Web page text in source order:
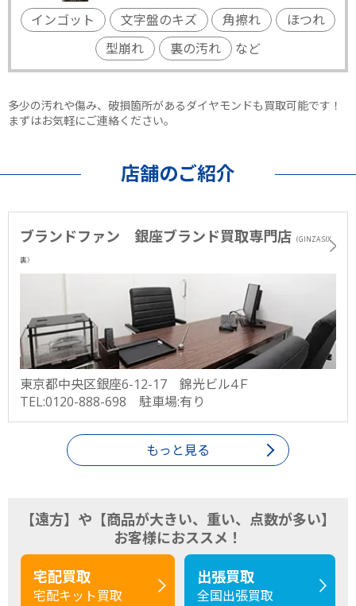
インゴット 文字盤のキズ 角擦れ
ほつれ
型崩れ
裏の汚れ など
多少の汚れや傷み、破損箇所があるダイヤモンドも買取可能です！
まずはお気軽にご連絡ください。
店舗のご紹介
ブランドファン 銀座ブランド買取専門店 （GINZA SIX
裏）
東京都中央区銀座6-12-17 錦光ビル4Ｆ
TEL:0120-888-698 駐車場:有り
もっと見る
【遠方】や【商品が大きい、重い、点数が多い】
お客様におススメ！
宅配買取
宅配キット買取
出張買取
全国出張買取